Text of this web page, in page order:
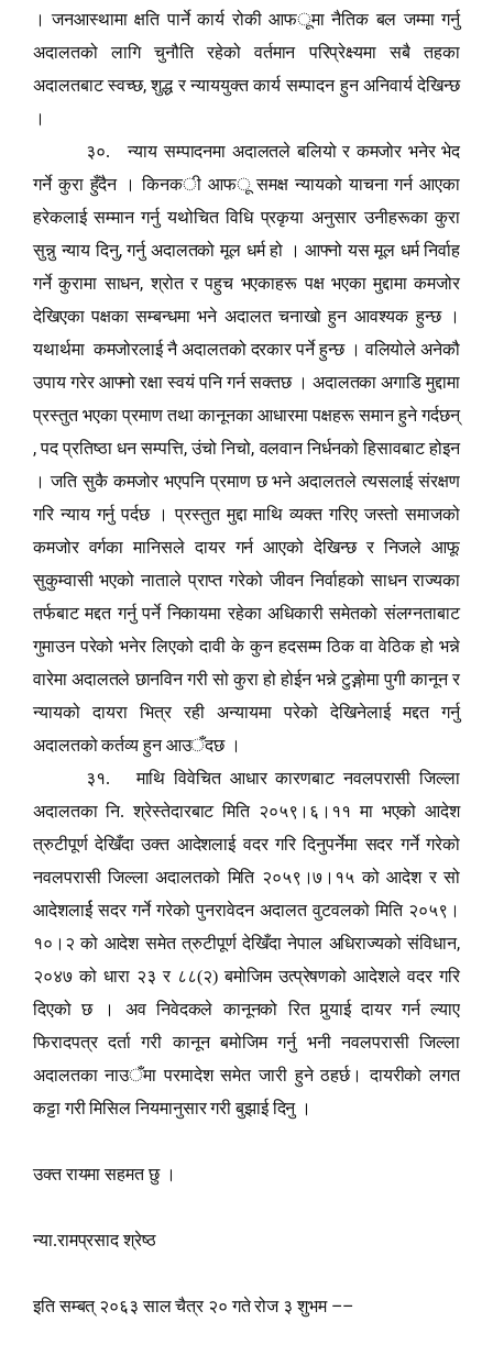
। जनआस्थामा क्षति पार्ने कार्य रोकी आफूमा नैतिक बल जम्मा गर्नु
अदालतको लागि चुनौति रहेको वर्तमान परिप्रेक्ष्यमा सबै तहका
अदालतबाट स्वच्छ,शुद्धर न्याययुक्त कार्य सम्पादन हुन अनिवार्य देखिन्छ
।
३०. न्याय सम्पादनमा अदालतलेबलियो र कमजोर भनेर भेद
गर्ने कुरा हुँदैन । किनकीआफूसमक्ष न्यायको याचना गर्न आएका
हरेकलाई सम्मान गर्नु यथोचित विधि प्रकृया अनुसार उनीहरूका कुरा
सुन्नु न्याय दिनु,गर्नु अदालतको मूल धर्म हो । आफ्नो यस मूल धर्म निर्वाह
गर्ने कुरामा साधन,श्रोत र पहुच भएकाहरू पक्ष भएका मुद्दामा कमजोर
देखिएका पक्षका सम्बन्धमा भने अदालत चनाखो हुन आवश्यक हुन्छ ।
यथार्थमा कमजोरलाई नै अदालतको दरकार पर्ने हुन्छ । वलियोले अनेकौ
उपाय गरेर आफ्नो रक्षा स्वयं पनि गर्न सक्तछ । अदालतका अगाडि मुद्दामा
प्रस्तुत भएका प्रमाण तथा कानूनका आधारमा पक्षहरू समान हुने गर्दछन्
,पद प्रतिष्ठा धन सम्पत्ति,उंचो निचो,वलवान निर्धनको हिसावबाट होइन
। जति सुकै कमजोर भएपनि प्रमाण छ भने अदालतले त्यसलाई संरक्षण
गरि न्याय गर्नु पर्दछ । प्रस्तुत मुद्दा माथि व्यक्त गरिए जस्तो समाजको
कमजोर वर्गका मानिसले दायर गर्न आएको देखिन्छ र निजले आफू
सुकुम्वासी भएको नाताले प्राप्त गरेको जीवन निर्वाहको साधन राज्यका
तर्फबाट मद्दत गर्नु पर्ने निकायमा रहेका अधिकारी समेतको संलग्नताबाट
गुमाउन परेको भनेर लिएको दावी के कुन हदसम्म ठिक वा वेठिक हो भन्ने
वारेमा अदालतले छानविन गरी सो कुरा हो होईन भन्ने टुङ्गोमा पुगी कानून र
न्यायको दायरा भित्र रही अन्यायमा परेको देखिनेलाई मद्दत गर्नु
अदालतको कर्तव्य हुन आउँदछ ।
३१. माथि विवेचित आधार कारणबाट नवलपरासी जिल्ला
अदालतका नि. श्रेस्तेदारबाट मिति २०५९।६।११ मा भएको आदेश
त्रुटीपूर्ण देखिँदा उक्त आदेशलाई वदर गरि दिनुपर्नेमा सदर गर्ने गरेको
नवलपरासी जिल्ला अदालतको मिति २०५९।७।१५ को आदेश र सो
आदेशलार्ई सदर गर्ने गरेको पुनरावेदन अदालत वुटवलको मिति २०५९।
१०।२ को आदेश समेत त्रुटीपूर्ण देखिँदा नेपाल अधिराज्यको संविधान,
२०४७ को धारा २३ र ८८(२) बमोजिम उत्प्रेषणको आदेशले वदर गरि
दिएको छ । अव निवेदकले कानूनको रित पुर्‍याई दायर गर्न ल्याए
फिरादपत्र दर्ता गरी कानून बमोजिम गर्नु भनी नवलपरासी जिल्ला
अदालतका नाउँमा परमादेश समेत जारी हुने ठहर्छ। दायरीको लगत
कट्टा गरी मिसिल नियमानुसार गरी बुझाई दिनु ।
उक्त रायमा सहमत छु ।
न्या.रामप्रसाद श्रेष्ठ
इति सम्बत् २०६३ साल चैत्र २० गते रोज ३ शुभम ––